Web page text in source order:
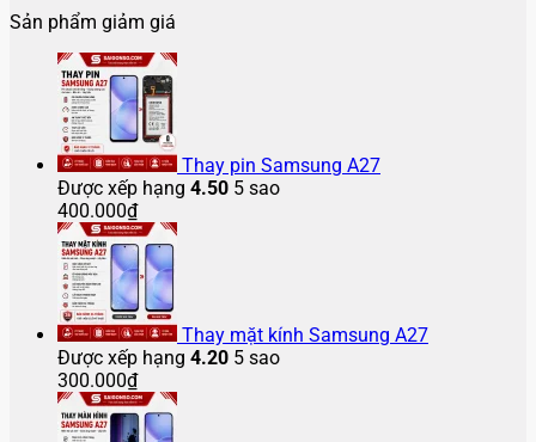
màn
điện
thoại
iPhone
2025
bao
nhiêu?
bị
vỡ
Max
bị
Sản phẩm giảm giá
Thay pin Samsung A27
Được xếp hạng 4.50 5 sao
400.000₫
Thay mặt kính Samsung A27
Được xếp hạng 4.20 5 sao
300.000₫